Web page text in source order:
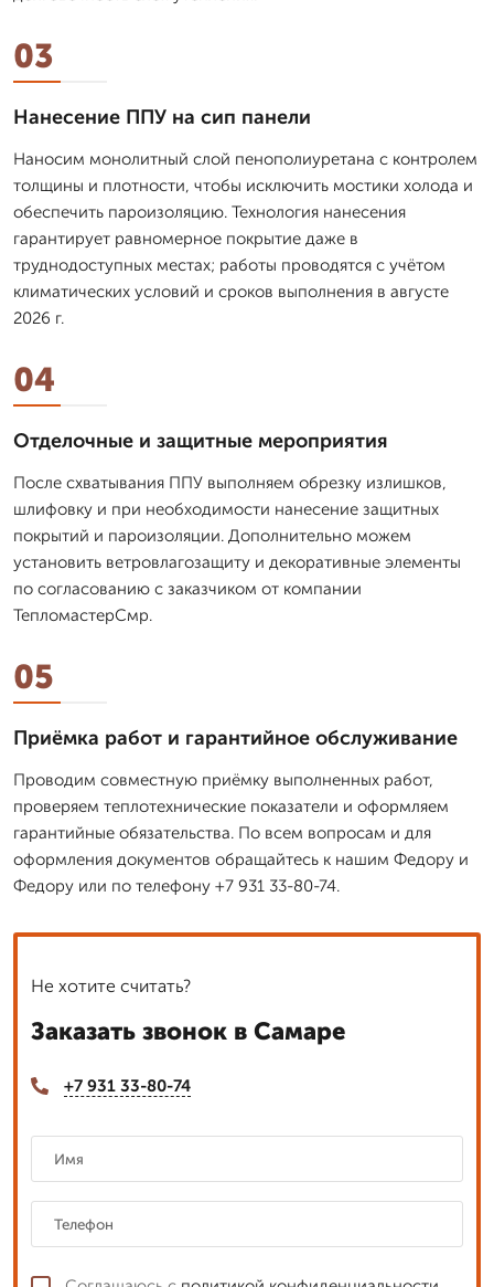
03
Нанесение ППУ на сип панели
Наносим монолитный слой пенополиуретана с контролем
толщины и плотности, чтобы исключить мостики холода и
обеспечить пароизоляцию. Технология нанесения
гарантирует равномерное покрытие даже в
труднодоступных местах; работы проводятся с учётом
климатических условий и сроков выполнения в августе
2026 г.
04
Отделочные и защитные мероприятия
После схватывания ППУ выполняем обрезку излишков,
шлифовку и при необходимости нанесение защитных
покрытий и пароизоляции. Дополнительно можем
установить ветровлагозащиту и декоративные элементы
по согласованию с заказчиком от компании
ТепломастерСмр.
05
Приёмка работ и гарантийное обслуживание
Проводим совместную приёмку выполненных работ,
проверяем теплотехнические показатели и оформляем
гарантийные обязательства. По всем вопросам и для
оформления документов обращайтесь к нашим Федору и
Федору или по телефону +7 931 33-80-74.
Не хотите считать?
Заказать звонок в Самаре
+7 931 33-80-74